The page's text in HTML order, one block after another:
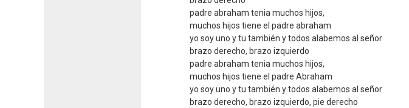
padre abraham tenia muchos hijos,
muchos hijos tiene el padre abraham
yo soy uno y tu también y todos alabemos al señor
brazo derecho, brazo izquierdo
padre abraham tenia muchos hijos,
muchos hijos tiene el padre Abraham
yo soy uno y tu también y todos alabemos al señor
brazo derecho, brazo izquierdo, pie derecho